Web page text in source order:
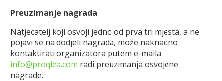
Preuzimanje nagrada
Natjecatelj koji osvoji jedno od prva tri mjesta, a ne
pojavi se na dodjeli nagrada, može naknadno
kontaktirati organizatora putem e-maila
info@proqlea.com radi preuzimanja osvojene
nagrade.